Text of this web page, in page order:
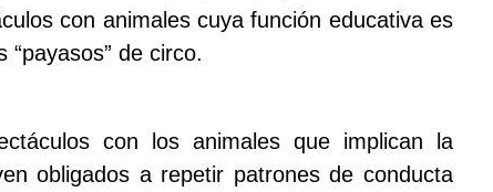
con animales cuya función educativa es
de circo.
con los animales que implican la
obligados a repetir patrones de conducta